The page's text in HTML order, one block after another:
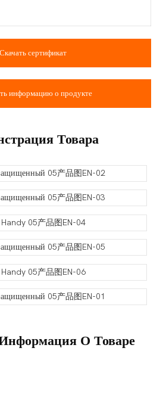
Скачать сертификат
информацию о продукте
Товара
О Товаре